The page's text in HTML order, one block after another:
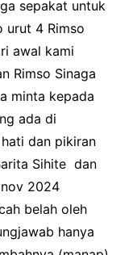
sepakat untuk
urut 4 Rimso
awal kami
Rimso Sinaga
minta kepada
ada di
dan pikiran
Sihite dan
2024
belah oleh
hanya